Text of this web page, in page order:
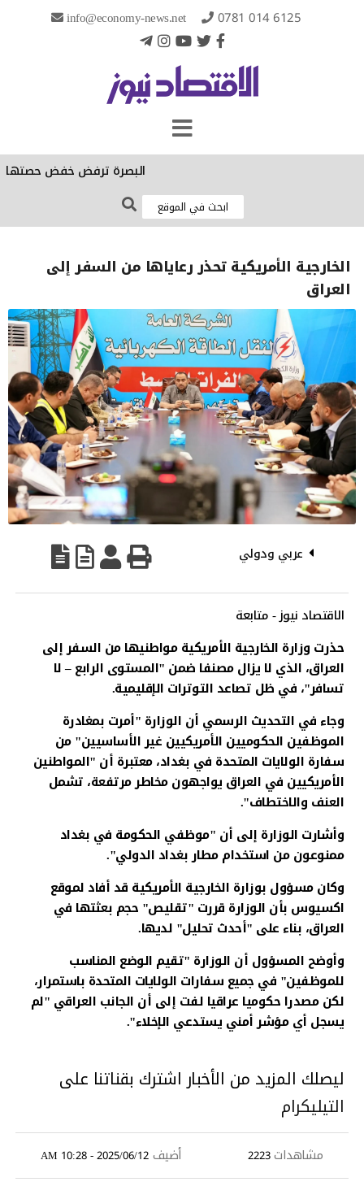
info@economy-news.net 0781 014 6125
البصرة ترفض خفض حصتها
الخارجية الأمريكية تحذر رعاياها من السفر إلى
العراق
عربي ودولي
الاقتصاد نيوز - متابعة
حذرت وزارة الخارجية الأمريكية مواطنيها من السفر إلى
العراق، الذي لا يزال مصنفا ضمن "المستوى الرابع – لا
تسافر"، في ظل تصاعد التوترات الإقليمية.
وجاء في التحديث الرسمي أن الوزارة "أمرت بمغادرة
الموظفين الحكوميين الأمريكيين غير الأساسيين" من
سفارة الولايات المتحدة في بغداد، معتبرة أن "المواطنين
الأمريكيين في العراق يواجهون مخاطر مرتفعة، تشمل
العنف والاختطاف".
وأشارت الوزارة إلى أن "موظفي الحكومة في بغداد
ممنوعون من استخدام مطار بغداد الدولي".
وكان مسؤول بوزارة الخارجية الأمريكية قد أفاد لموقع
اكسيوس بأن الوزارة قررت "تقليص" حجم بعثتها في
العراق، بناء على "أحدث تحليل" لديها.
وأوضح المسؤول أن الوزارة "تقيم الوضع المناسب
للموظفين" في جميع سفارات الولايات المتحدة باستمرار،
لكن مصدرا حكوميا عراقيا لفت إلى أن الجانب العراقي "لم
يسجل أي مؤشر أمني يستدعي الإخلاء".
ليصلك المزيد من الأخبار اشترك بقناتنا على
التيليكرام
مشاهدات2223 أضيف 2025/06/12 - 10:28 AM